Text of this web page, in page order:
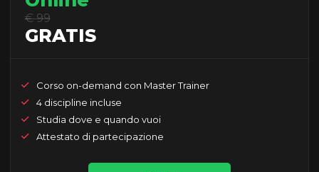
€ 99
GRATIS
Corso on-demand con Master Trainer
4 discipline incluse
Studia dove e quando vuoi
Attestato di partecipazione